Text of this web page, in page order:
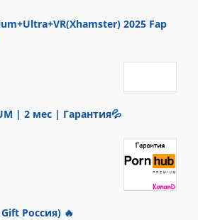
2025 Fap
| 2 мес | Гарантия💦
Россия) 🔥